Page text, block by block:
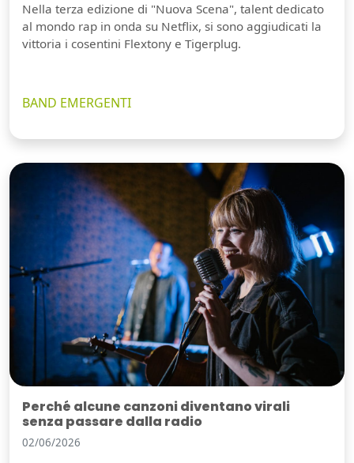
Nella terza edizione di "Nuova Scena", talent dedicato
al mondo rap in onda su Netflix, si sono aggiudicati la
vittoria i cosentini Flextony e Tigerplug.
BAND EMERGENTI
Perché alcune canzoni diventano virali
senza passare dalla radio
02/06/2026